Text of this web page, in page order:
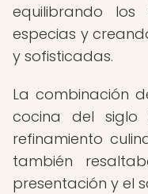
equilibrando
especias y
y sofisticadas.
La combinación
cocina del siglo
refinamiento
también
presentación y el